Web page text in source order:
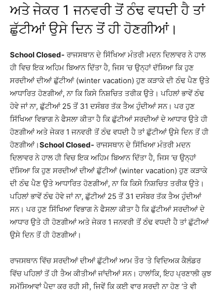
ਅਤੇ ਜੇਕਰ 1 ਜਨਵਰੀ ਤੋਂ ਠੰਢ ਵਧਦੀ ਹੈ ਤਾਂ
ਛੁੱਟੀਆਂ ਉਸੇ ਦਿਨ ਤੋਂ ਹੀ ਹੋਣਗੀਆਂ।
School Closed- ਰਾਜਸਥਾਨ ਦੇ ਸਿੱਖਿਆ ਮੰਤਰੀ ਮਦਨ ਦਿਲਾਵਰ ਨੇ ਹਾਲ
ਹੀ ਵਿਚ ਇਕ ਅਹਿਮ ਬਿਆਨ ਦਿੱਤਾ ਹੈ, ਜਿਸ ‘ਚ ਉਨ੍ਹਾਂ ਦੱਸਿਆ ਕਿ ਹੁਣ
ਸਰਦੀਆਂ ਦੀਆਂ ਛੁੱਟੀਆਂ (winter vacation) ਹੁਣ ਕੜਾਕੇ ਦੀ ਠੰਢ ਪੈਣ ਉਤੇ
ਆਧਾਰਿਤ ਹੋਣਗੀਆਂ, ਨਾ ਕਿ ਕਿਸੇ ਨਿਸ਼ਚਿਤ ਤਰੀਕ ਉਤੇ। ਪਹਿਲਾਂ ਭਾਵੇਂ ਠੰਢ
ਹੋਵੇ ਜਾਂ ਨਾ, ਛੁੱਟੀਆਂ 25 ਤੋਂ 31 ਦਸੰਬਰ ਤੱਕ ਤੈਅ ਹੁੰਦੀਆਂ ਸਨ। ਪਰ ਹੁਣ
ਸਿੱਖਿਆ ਵਿਭਾਗ ਨੇ ਫੈਸਲਾ ਕੀਤਾ ਹੈ ਕਿ ਛੁੱਟੀਆਂ ਸਰਦੀਆਂ ਦੇ ਆਧਾਰ ਉਤੇ ਹੀ
ਹੋਣਗੀਆਂ ਅਤੇ ਜੇਕਰ 1 ਜਨਵਰੀ ਤੋਂ ਠੰਢ ਵਧਦੀ ਹੈ ਤਾਂ ਛੁੱਟੀਆਂ ਉਸੇ ਦਿਨ ਤੋਂ ਹੀ
ਹੋਣਗੀਆਂ।School Closed- ਰਾਜਸਥਾਨ ਦੇ ਸਿੱਖਿਆ ਮੰਤਰੀ ਮਦਨ
ਦਿਲਾਵਰ ਨੇ ਹਾਲ ਹੀ ਵਿਚ ਇਕ ਅਹਿਮ ਬਿਆਨ ਦਿੱਤਾ ਹੈ, ਜਿਸ ‘ਚ ਉਨ੍ਹਾਂ
ਦੱਸਿਆ ਕਿ ਹੁਣ ਸਰਦੀਆਂ ਦੀਆਂ ਛੁੱਟੀਆਂ (winter vacation) ਹੁਣ ਕੜਾਕੇ
ਦੀ ਠੰਢ ਪੈਣ ਉਤੇ ਆਧਾਰਿਤ ਹੋਣਗੀਆਂ, ਨਾ ਕਿ ਕਿਸੇ ਨਿਸ਼ਚਿਤ ਤਰੀਕ ਉਤੇ।
ਪਹਿਲਾਂ ਭਾਵੇਂ ਠੰਢ ਹੋਵੇ ਜਾਂ ਨਾ, ਛੁੱਟੀਆਂ 25 ਤੋਂ 31 ਦਸੰਬਰ ਤੱਕ ਤੈਅ ਹੁੰਦੀਆਂ
ਸਨ। ਪਰ ਹੁਣ ਸਿੱਖਿਆ ਵਿਭਾਗ ਨੇ ਫੈਸਲਾ ਕੀਤਾ ਹੈ ਕਿ ਛੁੱਟੀਆਂ ਸਰਦੀਆਂ ਦੇ
ਆਧਾਰ ਉਤੇ ਹੀ ਹੋਣਗੀਆਂ ਅਤੇ ਜੇਕਰ 1 ਜਨਵਰੀ ਤੋਂ ਠੰਢ ਵਧਦੀ ਹੈ ਤਾਂ ਛੁੱਟੀਆਂ
ਉਸੇ ਦਿਨ ਤੋਂ ਹੀ ਹੋਣਗੀਆਂ।
ਰਾਜਸਥਾਨ ਵਿੱਚ ਸਰਦੀਆਂ ਦੀਆਂ ਛੁੱਟੀਆਂ ਆਮ ਤੌਰ ‘ਤੇ ਵਿਦਿਅਕ ਕੈਲੰਡਰ
ਵਿੱਚ ਪਹਿਲਾਂ ਤੋਂ ਹੀ ਤੈਅ ਕੀਤੀਆਂ ਜਾਂਦੀਆਂ ਸਨ। ਹਾਲਾਂਕਿ, ਇਹ ਪ੍ਰਣਾਲੀ ਕੁਝ
ਸਮੱਸਿਆਵਾਂ ਪੈਦਾ ਕਰ ਰਹੀ ਸੀ, ਜਿਵੇਂ ਕਿ ਕਈ ਵਾਰ ਸਰਦੀ ਨਾ ਹੋਣ ‘ਤੇ ਵੀ